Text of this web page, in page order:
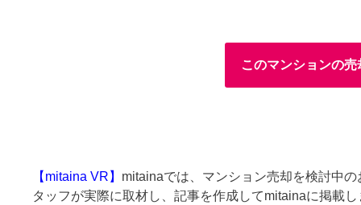
このマンションの
【mitaina VR】 mitainaでは、マンション売却を検討中
タッフが実際に取材し、記事を作成してmitainaに掲載